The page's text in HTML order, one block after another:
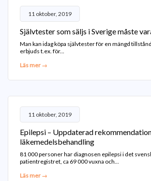
11 oktober, 2019
Självtester som säljs i Sverige måste
Man kan idag köpa självtester för en mängd
erbjuds t.ex. för...
Läs mer →
11 oktober, 2019
Epilepsi – Uppdaterad
läkemedelsbehandling
81 000 personer har diagnosen epilepsi i det
patientregistret, ca 69 000 vuxna och...
Läs mer →